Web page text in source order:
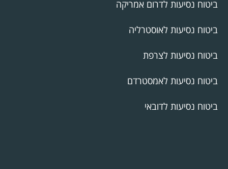
ביטוח נסיעות לדרום אמריקה
ביטוח נסיעות לאוסטרליה
ביטוח נסיעות לצרפת
ביטוח נסיעות לאמסטרדם
ביטוח נסיעות לדובאי